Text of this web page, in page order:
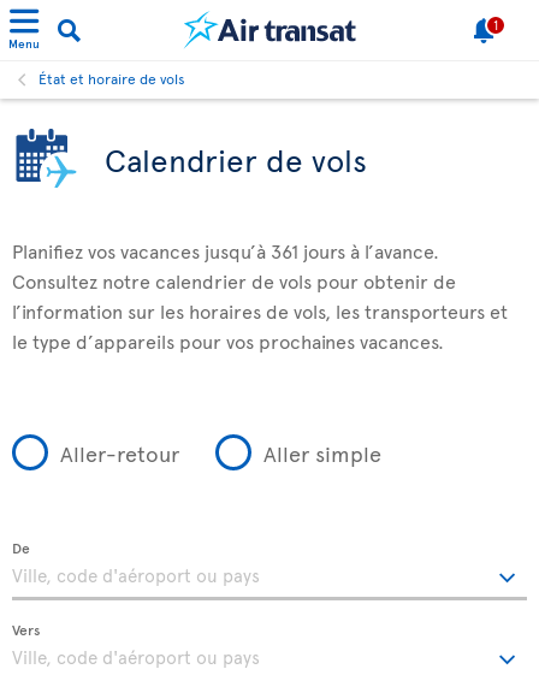
Menu
1
État et horaire de vols
Calendrier de vols
Planifiez vos vacances jusqu’à 361 jours à l’avance.
Consultez notre calendrier de vols pour obtenir de
l’information sur les horaires de vols, les transporteurs et
le type d’appareils pour vos prochaines vacances.
Aller-retour Aller simple
De
Vers